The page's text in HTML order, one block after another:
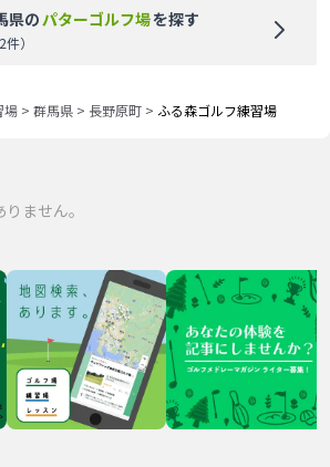
県の パターゴルフ場を探す
件）
場 > 群馬県 > 長野原町 > ふる森ゴルフ練習場
ません。